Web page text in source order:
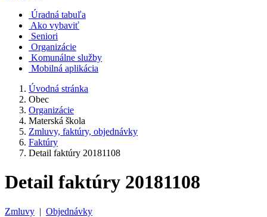
Úradná tabuľa
Ako vybaviť
Seniori
Organizácie
Komunálne služby
Mobilná aplikácia
Úvodná stránka
Obec
Organizácie
Materská škola
Zmluvy, faktúry, objednávky
Faktúry
Detail faktúry 20181108
Detail faktúry 20181108
Zmluvy | Objednávky